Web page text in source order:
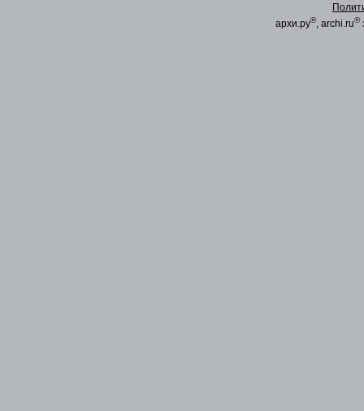
архи.ру®, archi.ru®